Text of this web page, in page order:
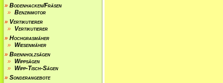
» Bodenhacken/Fräsen
» Benzinmotor
» Vertikutierer
»
Vertikutierer
» Hochgrasmäher
» Wiesenmäher
» Brennholzsägen
» Wippsägen
» Wipp-Tisch-Sägen
» Sonderangebote